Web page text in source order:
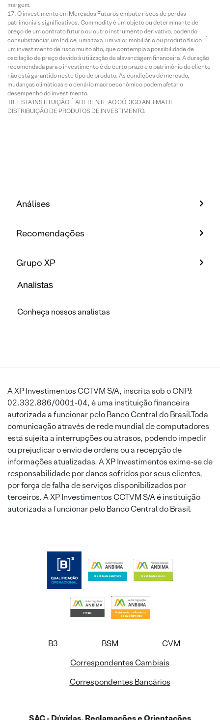
margem.
O investimento em Mercados Futuros embute riscos de perdas
patrimoniais significativos. Commodity é um objeto ou determinante de
preço de um contrato futuro ou outro instrumento derivativo, podendo
consubstanciar um índice, uma taxa, um valor mobiliário ou produto físico. É
um investimento de risco muito alto, que contempla a possibilidade de
oscilação de preço devido à utilização de alavancagem financeira. A duração
recomendada para o investimento é de curto prazo e o patrimônio do cliente
não está garantido neste tipo de produto. As condições de mercado,
mudanças climáticas e o cenário macroeconômico podem afetar o
desempenho do investimento.
ESTA INSTITUIÇÃO É ADERENTE AO CÓDIGO ANBIMA DE
DISTRIBUIÇÃO DE PRODUTOS DE INVESTIMENTO.
Análises
Recomendações
Grupo XP
Analistas
Conheça nossos analistas
A XP Investimentos CCTVM S/A, inscrita sob o CNPJ:
02.332.886/0001-04, é uma instituição financeira
autorizada a funcionar pelo Banco Central do Brasil.Toda
comunicação através de rede mundial de computadores
está sujeita a interrupções ou atrasos, podendo impedir
ou prejudicar o envio de ordens ou a recepção de
informações atualizadas. A XP Investimentos exime-se de
responsabilidade por danos sofridos por seus clientes,
por força de falha de serviços disponibilizados por
terceiros. A XP Investimentos CCTVM S/A é instituição
autorizada a funcionar pelo Banco Central do Brasil.
B3 BSM
CVM
Correspondentes Cambiais
Correspondentes Bancários